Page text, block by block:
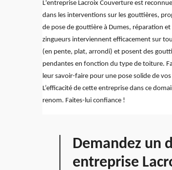
L'entreprise Lacroix Couverture est
dans les interventions sur les gouttières,
de pose de gouttière à Dumes, réparation
zingueurs interviennent efficacement sur
(en pente, plat, arrondi) et posent des
pendantes en fonction du type de toiture.
leur savoir-faire pour une pose solide de
L’efficacité de cette entreprise dans ce
renom. Faites-lui confiance !
Demandez un
entreprise